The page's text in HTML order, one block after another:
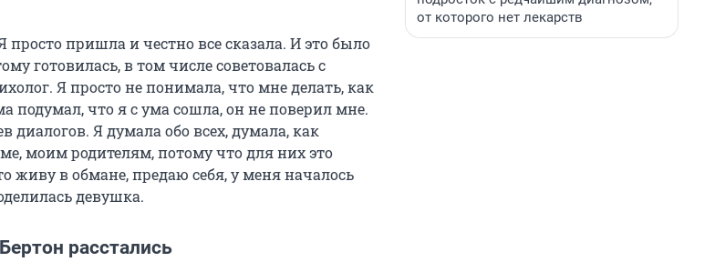
просто пришла и честно все сказала. И это было
готовилась, в том числе советовалась с
Я просто не понимала, что мне делать, как
подумал, что я с ума сошла, он не поверил мне.
диалогов. Я думала обо всех, думала, как
моим родителям, потому что для них это
живу в обмане, предаю себя, у меня началось
девушка.
расстались
от которого нет лекарств